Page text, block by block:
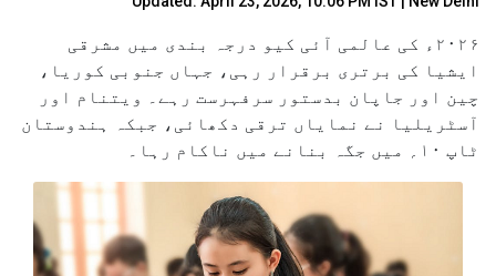
۲۰۲۶ء کی عالمی آئی کیو درجہ بندی میں مشرقی
ایشیا کی برتری برقرار رہی، جہاں جنوبی کوریا،
چین اور جاپان بدستور سرفہرست رہے۔ ویتنام اور
آسٹریلیا نے نمایاں ترقی دکھائی، جبکہ ہندوستان
ٹاپ ۱۰؍ میں جگہ بنانے میں ناکام رہا۔